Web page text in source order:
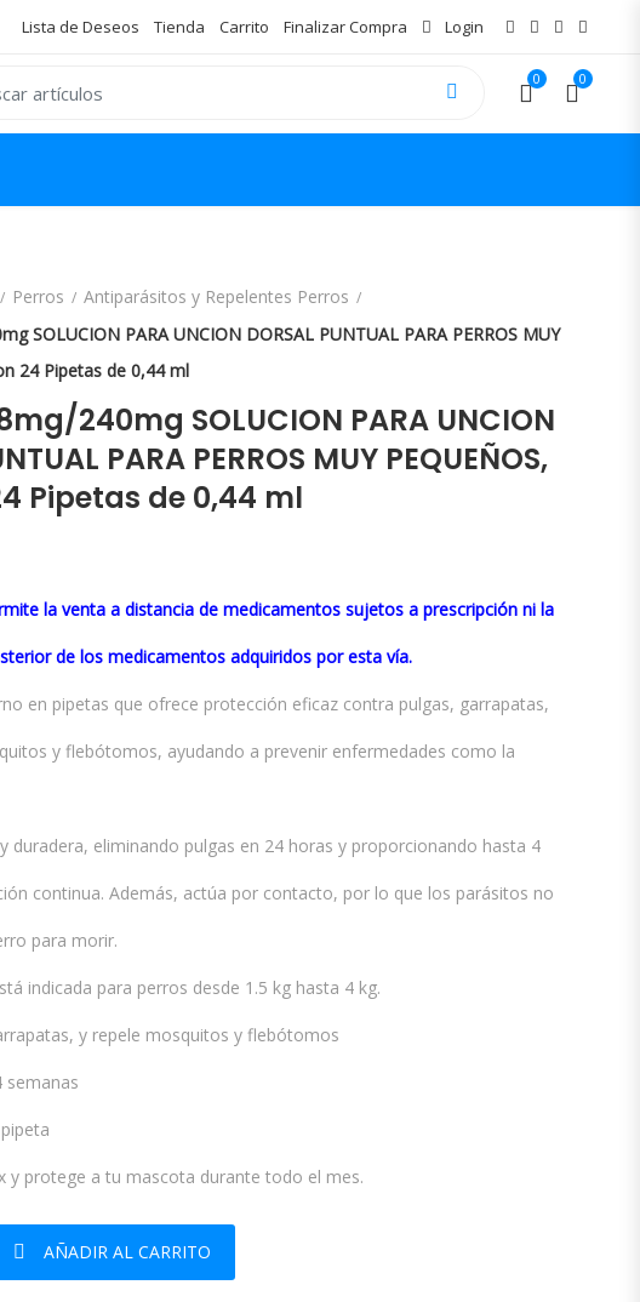
Lista de Deseos Tienda Carrito Finalizar Compra Login
0 0
Perros
Antiparásitos y Repelentes Perros
SOLUCION PARA UNCION DORSAL PUNTUAL PARA PERROS MUY
24 Pipetas de 0,44 ml
240mg SOLUCION PARA UNCION
PARA PERROS MUY PEQUEÑOS,
Pipetas de 0,44 ml
la venta a distancia de medicamentos sujetos a prescripción ni la
de los medicamentos adquiridos por esta vía.
en pipetas que ofrece protección eficaz contra pulgas, garrapatas,
y flebótomos, ayudando a prevenir enfermedades como la
duradera, eliminando pulgas en 24 horas y proporcionando hasta 4
continua. Además, actúa por contacto, por lo que los parásitos no
para morir.
indicada para perros desde 1.5 kg hasta 4 kg.
y repele mosquitos y flebótomos
semanas
y protege a tu mascota durante todo el mes.
SOLUCION PARA UNCION DORSAL PUNTUAL PARA PERROS MUY
AÑADIR AL CARRITO